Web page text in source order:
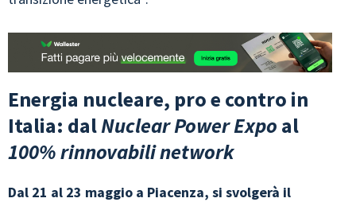
Energia nucleare, pro e contro in
Italia: dalNuclear Power Expo al
100% rinnovabilinetwork
Dal 21 al 23 maggio a Piacenza, si svolgerà il